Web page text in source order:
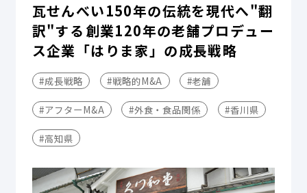
瓦せんべい150年の伝統を現代へ"翻
訳"する――創業120年の老舗プロデュー
ス企業「はりま家」の成長戦略
#成長戦略 #戦略的M&A #老舗
#アフターM&A #外食・食品関係 #香川県
#高知県